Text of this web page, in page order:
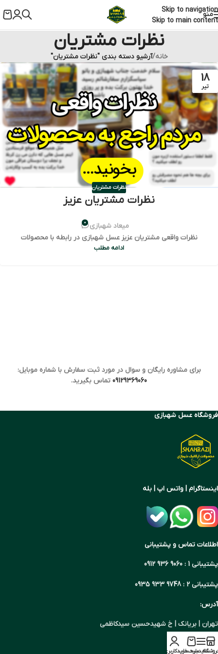
Skip to navigation
Skip to main content
منو
نظرات مشتریان
خانه/آرشیو دسته بندی "نظرات مشتریان"
18
تیر
نظرات مشتریان
نظرات مشتریان عزیز
میعاد شهبازی 0
نظرات واقعی مشتریان عزیز عسل شهبازی در رابطه با محصولات
ادامه مطلب
برای مشاوره رایگان و سوال در مورد ثبت سفارش با شماره موبایل:
09129369060 تماس بگیرید.
فروشگاه عسل شهبازی
اینستاگرام | واتس اپ | بله
اطلاعات تماس و پشتیبانی
پشتیبانی 1 : 9060 936 0912
پشتیبانی 2 : 9748 933 0935
آدرس:
تهران | بریانک | خ شهیدحسین سیدکاظمی
سایدبارسبد خرید
حساب کاربری من